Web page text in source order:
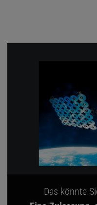
Das könnte